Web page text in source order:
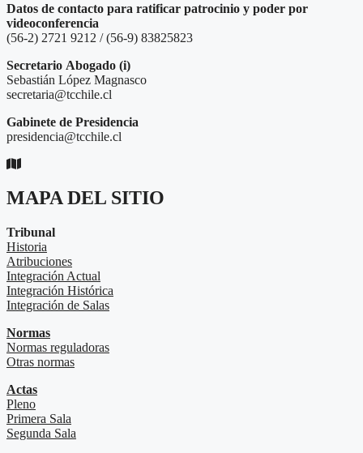
Datos de contacto para ratificar patrocinio y poder por
videoconferencia
(56-2) 2721 9212 / (56-9) 83825823
Secretario Abogado (i)
Sebastián López Magnasco
secretaria@tcchile.cl
Gabinete de Presidencia
presidencia@tcchile.cl
MAPA DEL SITIO
Tribunal
Historia
Atribuciones
Integración Actual
Integración Histórica
Integración de Salas
Normas
Normas reguladoras
Otras normas
Actas
Pleno
Primera Sala
Segunda Sala